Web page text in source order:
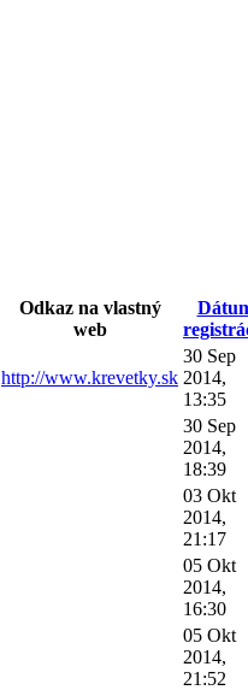
Odkaz na vlastný
web
http://www.krevetky.sk
30 Sep
2014,
13:35
30 Sep
2014,
18:39
03 Okt
2014,
21:17
05 Okt
2014,
16:30
05 Okt
2014,
21:52